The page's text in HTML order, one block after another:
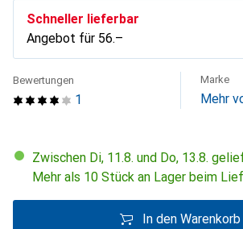
Schneller lieferbar
Angebot für CHF
56.–
1
Bewertungen Marke
Mehr
Zwischen Di, 11.8. und Do, 13.8.
Mehr als 10 Stück an Lager beim
In den Warenkorb